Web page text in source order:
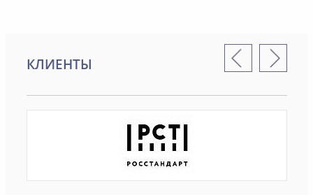
КЛИЕНТЫ